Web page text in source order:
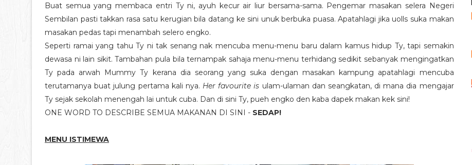
Buat semua yang membaca entri Ty ni, ayuh kecur air liur bersama-sama. Pengemar masakan selera Negeri
Sembilan pasti takkan rasa satu kerugian bila datang ke sini unuk berbuka puasa. Apatahlagi jika uolls suka makan
masakan pedas tapi menambah selero engko.
Seperti ramai yang tahu Ty ni tak senang nak mencuba menu-menu baru dalam kamus hidup Ty, tapi semakin
dewasa ni lain sikit. Tambahan pula bila ternampak sahaja menu-menu terhidang sedikit sebanyak mengingatkan
Ty pada arwah Mummy Ty kerana dia seorang yang suka dengan masakan kampung apatahlagi mencuba
terutamanya buat julung pertama kali nya. Her favourite is ulam-ulaman dan seangkatan, di mana dia mengajar
Ty sejak sekolah menengah lai untuk cuba. Dan di sini Ty, pueh engko den kaba dapek makan kek sini!
ONE WORD TO DESCRIBE SEMUA MAKANAN DI SINI - SEDAP!
MENU ISTIMEWA